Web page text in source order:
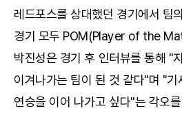
레드포스를 상대했던 경기에서 팀
경기 모두 POM(Player of the
박진성은 경기 후 인터뷰를 통해 "
이겨나가는 팀이 된 것 같다"며 "기
연승을 이어 나가고 싶다"는 각오